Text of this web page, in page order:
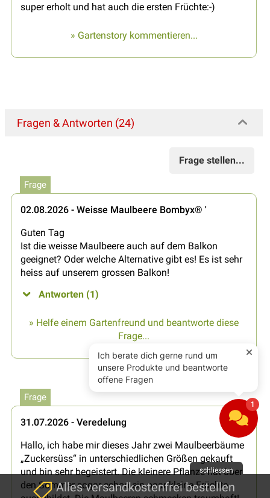
super erholt und hat auch die ersten Früchte:-)
» Gartenstory kommentieren...
Fragen & Antworten (24)
Frage stellen...
Frage
02.08.2026 - Weisse Maulbeere Bombyx® '
Guten Tag
Ist die weisse Maulbeere auch auf dem Balkon
geeignet? Oder welche Alternative gibt es! Es ist sehr
heiss auf unserem grossen Balkon!
Antworten (1)
» Helfe einem Gartenfreund und beantworte diese
Frage...
Frage
31.07.2026 - Veredelung
Hallo, ich habe mir dieses Jahr zwei Maulbeerbäume
„Zuckersüss“ in unterschiedlichen Größen gekauft
und bin sehr begeistert. Die kleinere Pflanze hat über
den Sommer sogar schon ein paar kleine Früchte
schliessen
Alles versandkostenfrei bestellen